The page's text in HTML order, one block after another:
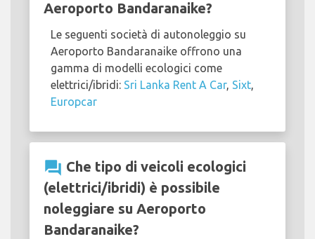
Aeroporto Bandaranaike?
Le seguenti società di autonoleggio su
Aeroporto Bandaranaike offrono una
gamma di modelli ecologici come
elettrici/ibridi: Sri Lanka Rent A Car, Sixt,
Europcar
question_answer Che tipo di veicoli ecologici
(elettrici/ibridi) è possibile
noleggiare su Aeroporto
Bandaranaike?